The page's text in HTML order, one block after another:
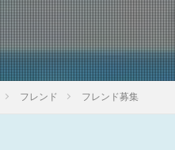
フレンド フレンド募集